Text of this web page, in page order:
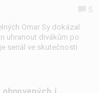
Omar Sy dokázal
uhranout divákům po
seriál ve skutečnosti
i